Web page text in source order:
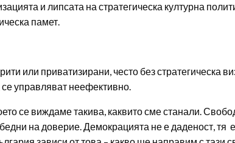
и липсата на стратегическа културна
памет.
или приватизирани, често без стратегическа
управляват неефективно.
се виждаме такива, каквито сме станали.
на доверие. Демокрацията не е даденост, тя